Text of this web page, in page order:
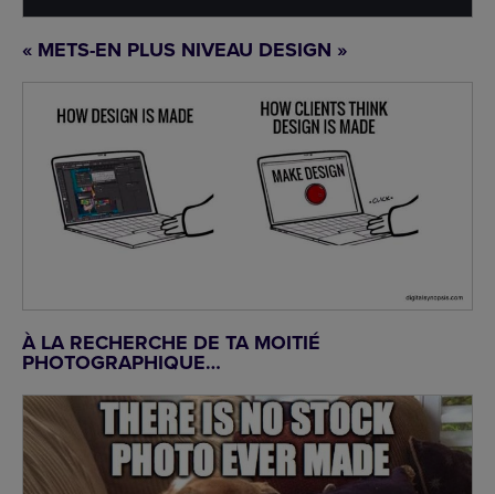
« METS-EN PLUS NIVEAU DESIGN »
À LA RECHERCHE DE TA MOITIÉ
PHOTOGRAPHIQUE…